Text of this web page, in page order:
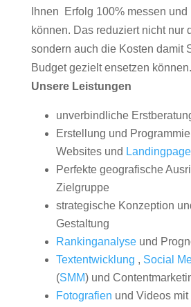
Ihnen Erfolg 100% messen
können. Das reduziert nicht nur
sondern auch die Kosten damit
Budget gezielt ensetzen können.
Unsere Leistungen
unverbindliche
Erstellung und
Websites und
Perfekte geografische
Zielgruppe
strategische Konzeption
Gestaltung
Rankinganalyseund
Textentwicklung , Social
(SMM) und
Fotografien und Videos mit